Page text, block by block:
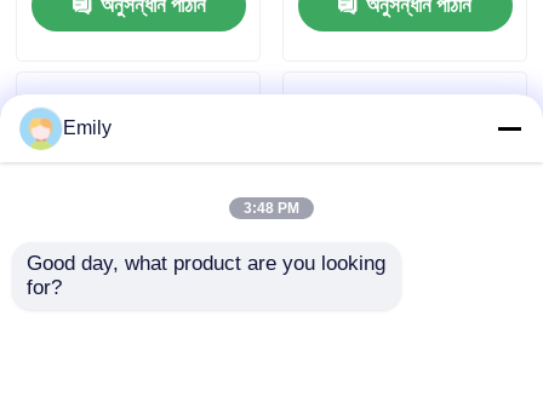
গুণমান নিয়ন্ত্রণ
আমাদের সাথে যোগাযোগ করুন
খবর
Emily
3:48 PM
Good day, what product are you looking
for?